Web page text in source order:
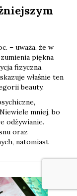
– uważa, że w
piękna
fizyczna.
właśnie ten
beauty.
mniej, bo
odżywianie.
oraz
natomiast